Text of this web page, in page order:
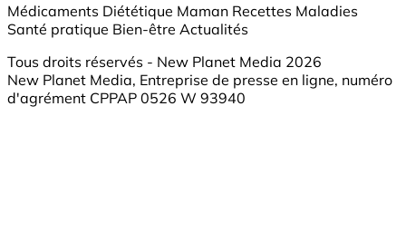
Médicaments Diététique Maman Recettes Maladies
Santé pratique Bien-être Actualités
Tous droits réservés - New Planet Media 2026
New Planet Media, Entreprise de presse en ligne, numéro
d'agrément CPPAP 0526 W 93940